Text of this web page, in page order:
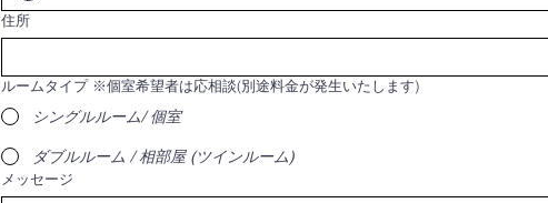
住所
ルームタイプ ※個室希望者は応相談(別途料金が発生いたします)
シングルルーム/ 個室
ダブルルーム / 相部屋 (ツインルーム)
メッセージ